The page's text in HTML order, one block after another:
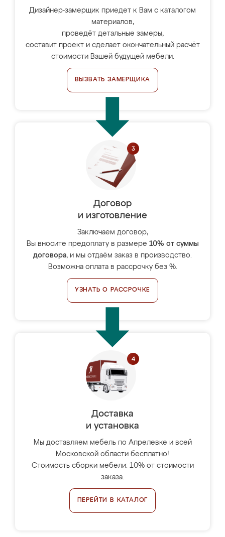
Дизайнер-замерщик приедет к Вам с каталогом
материалов,
проведёт детальные замеры,
составит проект и сделает окончательный расчёт
стоимости Вашей будущей мебели.
ВЫЗВАТЬ ЗАМЕРЩИКА
Договор
и изготовление
Заключаем договор,
Вы вносите предоплату в размере 10% от суммы
договора, и мы отдаём заказ в производство.
Возможна оплата в рассрочку без %.
УЗНАТЬ О РАССРОЧКЕ
Доставка
и установка
Мы доставляем мебель по Апрелевке и всей
Московской области бесплатно!
Стоимость сборки мебели: 10% от стоимости
заказа.
ПЕРЕЙТИ В КАТАЛОГ